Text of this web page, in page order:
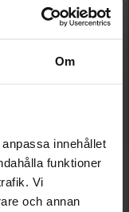
Om
innehållet
funktioner
Vi
och annan
varianter